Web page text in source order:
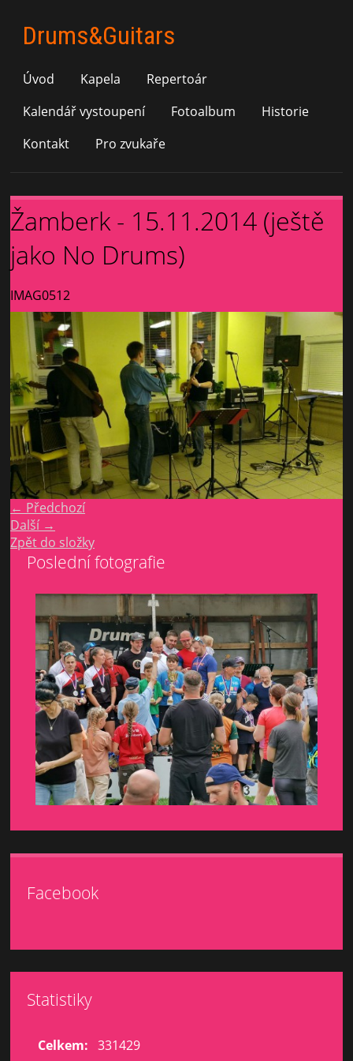
Drums&Guitars
Úvod Kapela
Repertoár
Kalendář vystoupení
Fotoalbum
Historie
Kontakt
Pro zvukaře
Žamberk - 15.11.2014 (ještě
jako No Drums)
IMAG0512
← Předchozí
Další →
Zpět do složky
Poslední fotografie
Facebook
Statistiky
Celkem: 331429